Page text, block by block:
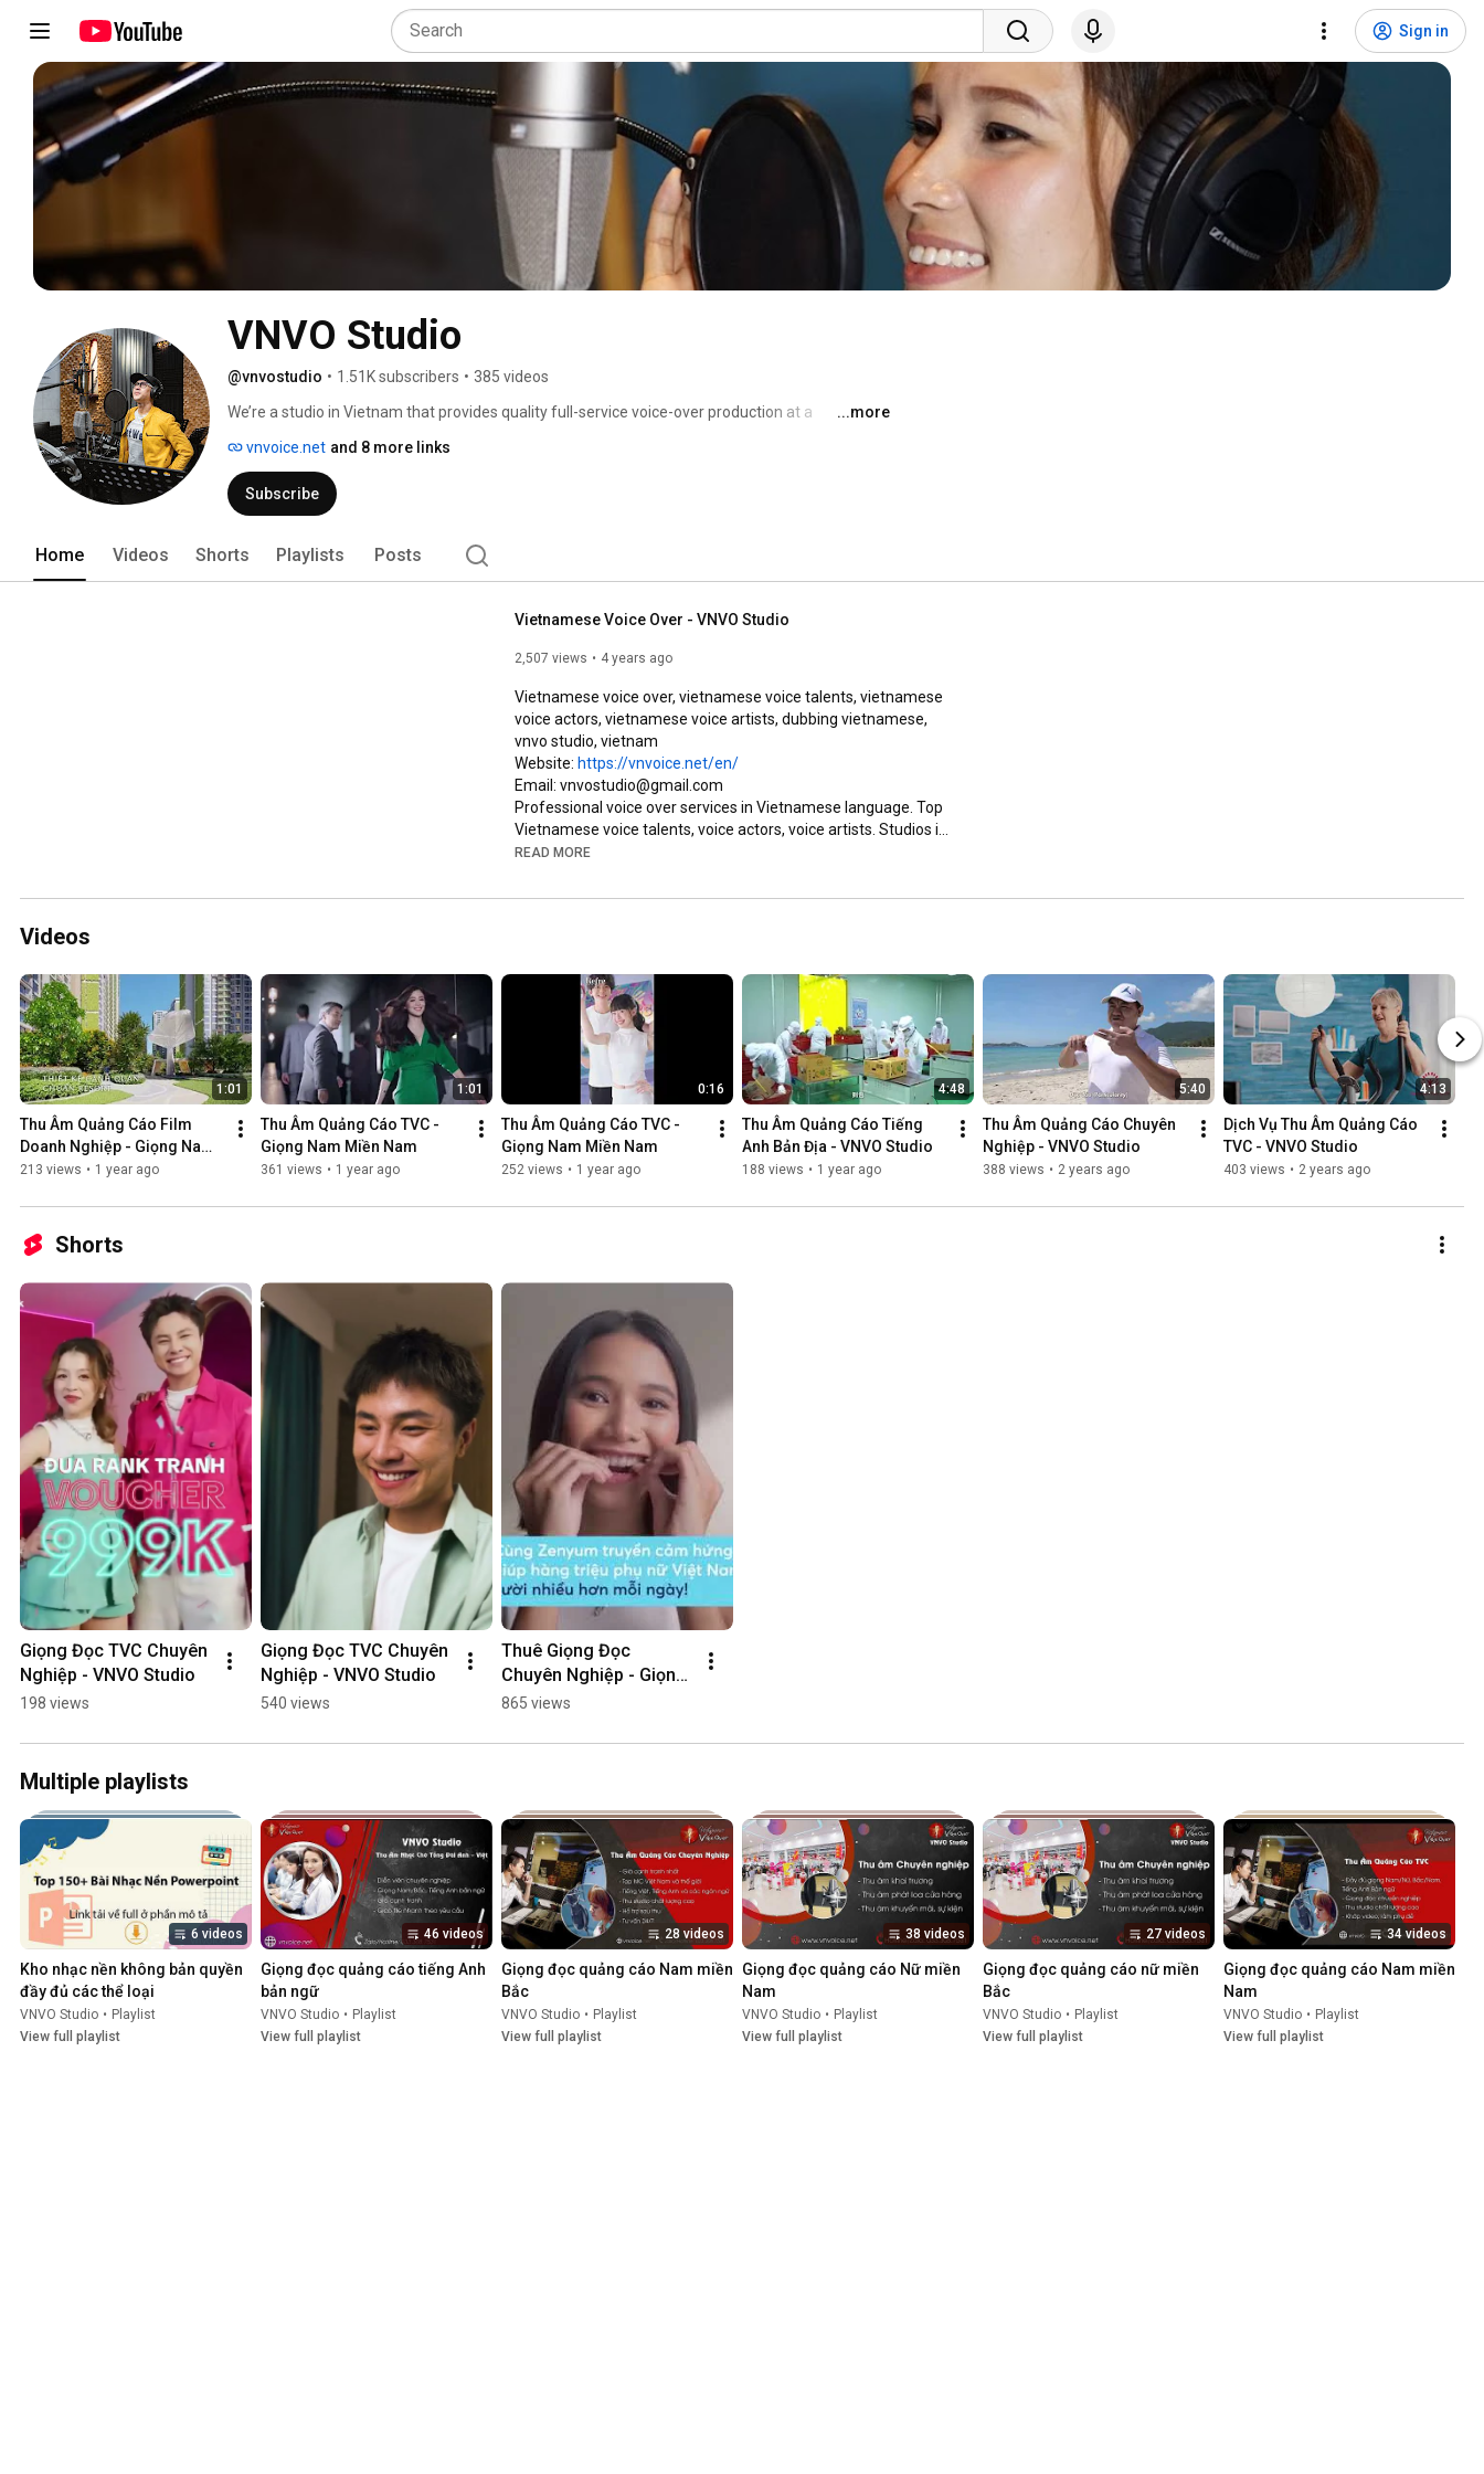
Sign in
VNVO Studio
@vnvostudio • 1.51K subscribers • 385 videos
We’re a studio in Vietnam that provides quality full-service voice-over production at a
...more
vnvoice.net and 8 more links
Subscribe
Home Videos Shorts Playlists Posts
Vietnamese Voice Over - VNVO Studio
2,507 views 4 years ago
Vietnamese voice over, vietnamese voice talents, vietnamese
voice actors, vietnamese voice artists, dubbing vietnamese,
vnvo studio, vietnam
Website: https://vnvoice.net/en/
Email: vnvostudio@gmail.com
Professional voice over services in Vietnamese language. Top
Vietnamese voice talents, voice actors, voice artists. Studios in
Hanoi and Ho Chi Minh City, Vietnam. Northern & Southern
• Advertising & Commercials
• IVR, on-hold messages
• Videos games dubbing
• Narration & E-learning
• Singers & Vocalists
Contact us to get the latest voice samples and offer!
READ MORE
Videos
1:01
Thu Âm Quảng Cáo Film
Doanh Nghiệp - Giọng Nam
Miền Nam
213 views • 1 year ago
1:01
Thu Âm Quảng Cáo TVC -
Giọng Nam Miền Nam
361 views • 1 year ago
0:16
Thu Âm Quảng Cáo TVC -
Giọng Nam Miền Nam
252 views • 1 year ago
4:48
Thu Âm Quảng Cáo Tiếng
Anh Bản Địa - VNVO Studio
188 views • 1 year ago
5:40
Thu Âm Quảng Cáo Chuyên
Nghiệp - VNVO Studio
388 views • 2 years ago
4:13
Dịch Vụ Thu Âm Quảng Cáo
TVC - VNVO Studio
403 views • 2 years ago
Shorts
Giọng Đọc TVC Chuyên
Nghiệp - VNVO Studio
198 views
Giọng Đọc TVC Chuyên
Nghiệp - VNVO Studio
540 views
Thuê Giọng Đọc
Chuyên Nghiệp - Giọng
Nữ Hà Nội
865 views
Multiple playlists
6 videos
Kho nhạc nền không bản quyền
đầy đủ các thể loại
VNVO Studio • Playlist
View full playlist
46 videos
Giọng đọc quảng cáo tiếng Anh
bản ngữ
VNVO Studio • Playlist
View full playlist
28 videos
Giọng đọc quảng cáo Nam miền
Bắc
VNVO Studio • Playlist
View full playlist
38 videos
Giọng đọc quảng cáo Nữ miền
Nam
VNVO Studio • Playlist
View full playlist
27 videos
Giọng đọc quảng cáo nữ miền
Bắc
VNVO Studio • Playlist
View full playlist
34 videos
Giọng đọc quảng cáo Nam miền
Nam
VNVO Studio • Playlist
View full playlist